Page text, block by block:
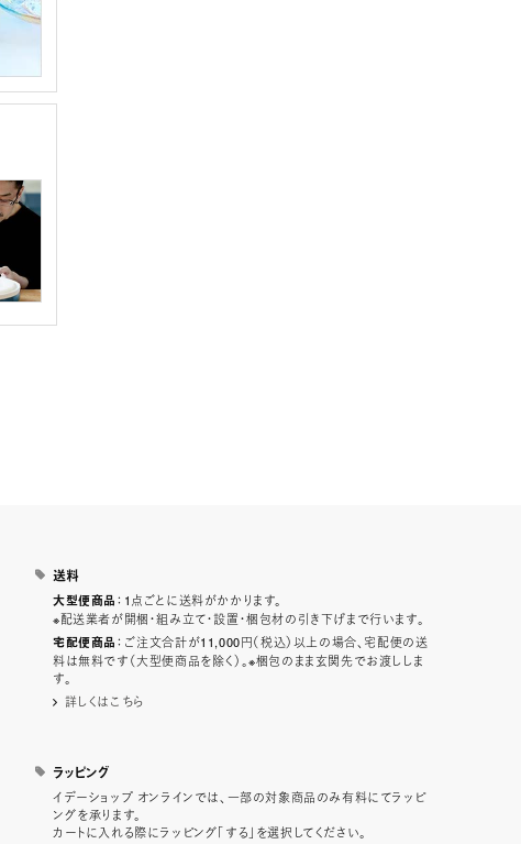
送料
大型便商品 ：1点ごとに送料がかかります。
※配送業者が開梱・組み立て・設置・梱包材の引き下げまで行います。
宅配便商品 ：ご注文合計が11,000円（税込）以上の場合、宅配便の送
料は無料です（大型便商品を除く）。※梱包のまま玄関先でお渡ししま
す。
詳しくはこちら
ラッピング
イデーショップ オンラインでは、一部の対象商品のみ有料にてラッピ
ングを承ります。
カートに入れる際にラッピング「する」を選択してください。